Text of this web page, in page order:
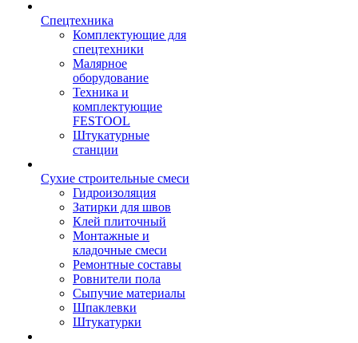
Спецтехника
Комплектующие для
спецтехники
Малярное
оборудование
Техника и
комплектующие
FESTOOL
Штукатурные
станции
Сухие строительные смеси
Гидроизоляция
Затирки для швов
Клей плиточный
Монтажные и
кладочные смеси
Ремонтные составы
Ровнители пола
Сыпучие материалы
Шпаклевки
Штукатурки